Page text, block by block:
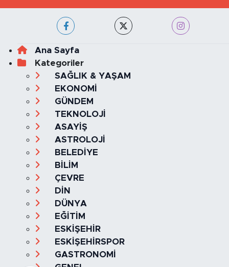
Ana Sayfa
Kategoriler
SAĞLIK & YAŞAM
EKONOMİ
GÜNDEM
TEKNOLOJİ
ASAYİŞ
ASTROLOJİ
BELEDİYE
BİLİM
ÇEVRE
DİN
DÜNYA
EĞİTİM
ESKİŞEHİR
ESKİŞEHİRSPOR
GASTRONOMİ